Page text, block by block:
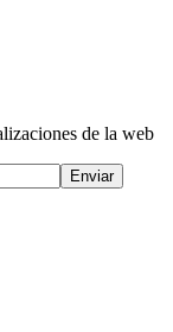
de la web